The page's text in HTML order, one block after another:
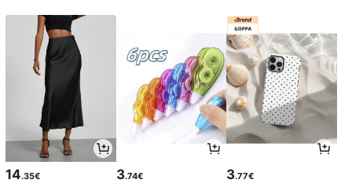
14.35€ 3.74€ 3.77€